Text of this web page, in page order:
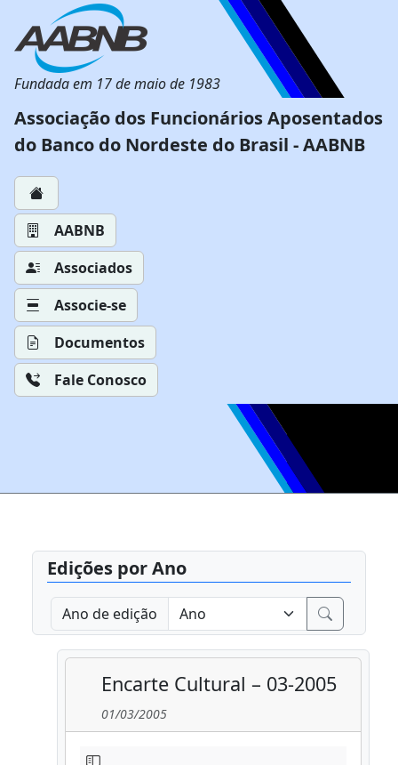
Fundada em 17 de maio de 1983
Associação dos Funcionários Aposentados
do Banco do Nordeste do Brasil - AABNB
AABNB
Associados
Associe-se
Documentos
Fale Conosco
Edições por Ano
Ano de edição
Encarte Cultural – 03-2005
01/03/2005